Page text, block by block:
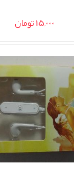
15,000 تومان